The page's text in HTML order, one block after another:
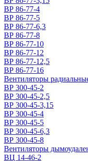
ВР 86-77-4
ВР 86-77-5
ВР 86-77-6,3
ВР 86-77-8
ВР 86-77-10
ВР 86-77-12
ВР 86-77-12,5
ВР 86-77-16
Вентиляторы
ВР 300-45-2
ВР 300-45-2,5
ВР 300-45-3,15
ВР 300-45-4
ВР 300-45-5
ВР 300-45-6,3
ВР 300-45-8
Вентиляторы
ВЦ 14-46-2